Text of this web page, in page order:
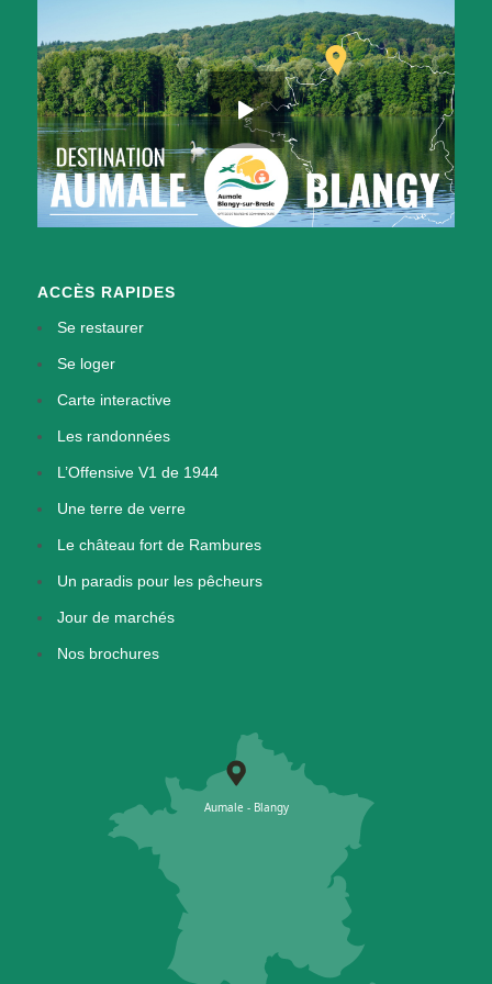
ACCÈS RAPIDES
Se restaurer
Se loger
Carte interactive
Les randonnées
L’Offensive V1 de 1944
Une terre de verre
Le château fort de Rambures
Un paradis pour les pêcheurs
Jour de marchés
Nos brochures